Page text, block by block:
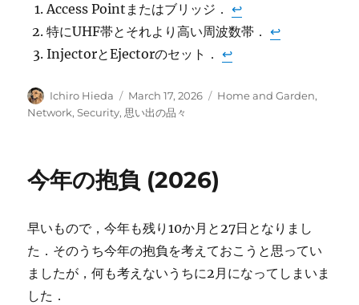
Access Pointまたはブリッジ．↩︎
特にUHF帯とそれより高い周波数帯．↩︎
InjectorとEjectorのセット．↩︎
Author
Ichiro Hieda
Posted
on
March 17, 2026 Categories
Home and Garden,
Network,Security,思い出の品々
今年の抱負 (2026)
早いもので，今年も残り10か月と27日となりまし
た．そのうち今年の抱負を考えておこうと思ってい
ましたが，何も考えないうちに2月になってしまいま
した．